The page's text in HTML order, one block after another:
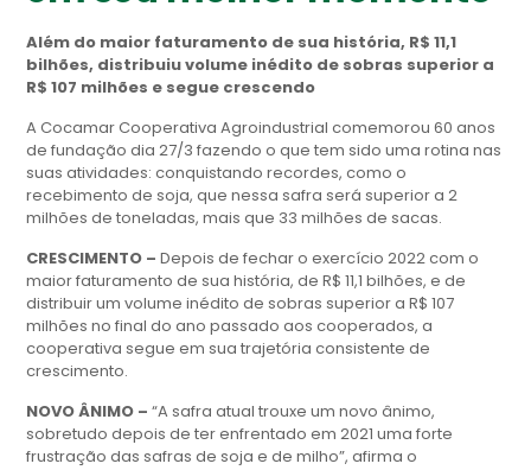
Além do maior faturamento de sua história, R$ 11,1
bilhões, distribuiu volume inédito de sobras superior a
R$ 107 milhões e segue crescendo
A Cocamar Cooperativa Agroindustrial comemorou 60 anos
de fundação dia 27/3 fazendo o que tem sido uma rotina nas
suas atividades: conquistando recordes, como o
recebimento de soja, que nessa safra será superior a 2
milhões de toneladas, mais que 33 milhões de sacas.
CRESCIMENTO – Depois de fechar o exercício 2022 com o
maior faturamento de sua história, de R$ 11,1 bilhões, e de
distribuir um volume inédito de sobras superior a R$ 107
milhões no final do ano passado aos cooperados, a
cooperativa segue em sua trajetória consistente de
crescimento.
NOVO ÂNIMO – “A safra atual trouxe um novo ânimo,
sobretudo depois de ter enfrentado em 2021 uma forte
frustração das safras de soja e de milho”, afirma o